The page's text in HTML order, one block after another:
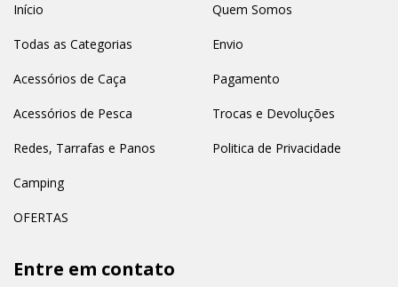
Início
Todas as Categorias
Acessórios de Caça
Acessórios de Pesca
Redes, Tarrafas e Panos
Camping
OFERTAS
Quem Somos
Envio
Pagamento
Trocas e Devoluções
Politica de Privacidade
Entre em contato